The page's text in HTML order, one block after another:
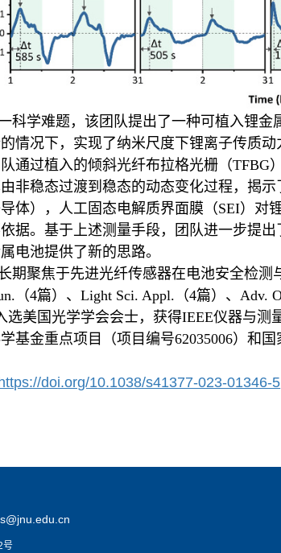
科学难题，该团队提出了一种可植入锂金
的情况下， 实现了纳米尺度下锂离子传质动
通过植入的倾斜光纤布拉格光栅（TFBG
非稳态过渡到稳态的动态变化过程， 揭示
体）
， 人工固态电解质界面膜（SEI）对
据。基于上述测量手段，团队进一步提出
电池提供了新的思路。
期聚焦于先进光纤传感器在电池安全检
（4篇）、Light Sci. Appl. （4篇）、 Adv.
选美国光学学会会士，获得IEEE仪器与测
基金重点项目
（项目编号62035006）和 国
doi.org/10.1038/s41377-023-01346-5
号